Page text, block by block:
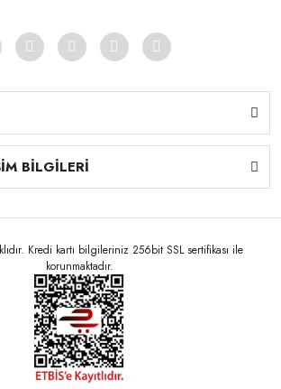
BİLGİLERİ
Kredi kartı bilgileriniz 256bit SSL sertifikası ile
korunmaktadır.